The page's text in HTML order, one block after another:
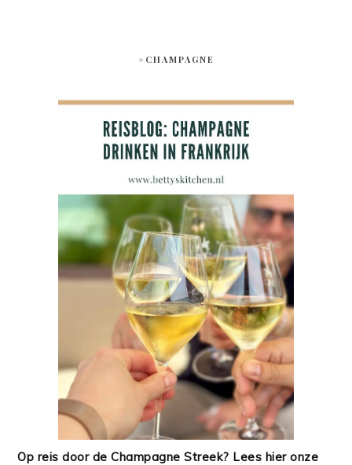
#CHAMPAGNE
Op reis door de Champagne Streek? Lees hier onze